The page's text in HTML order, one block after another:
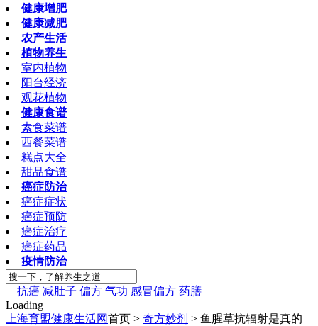
健康增肥
健康减肥
农产生活
植物养生
室内植物
阳台经济
观花植物
健康食谱
素食菜谱
西餐菜谱
糕点大全
甜品食谱
癌症防治
癌症症状
癌症预防
癌症治疗
癌症药品
疫情防治
抗癌 减肚子 偏方 气功 感冒偏方 药膳
Loading
上海育盟健康生活网首页 > 奇方妙剂 > 鱼腥草抗辐射是真的